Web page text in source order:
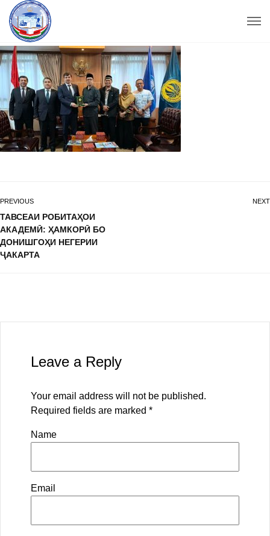
PREVIOUS
ТАВСЕАИ РОБИТАҲОИ
АКАДЕМӢ: ҲАМКОРӢ БО
ДОНИШГОҲИ НЕГЕРИИ
ҶАКАРТА
NEXT
Leave a Reply
Your email address will not be published.
Required fields are marked *
Name
Email